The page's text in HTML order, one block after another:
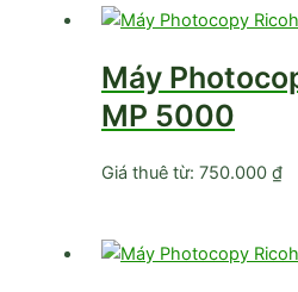
Máy
MP 5000
Giá thuê từ:750.000₫